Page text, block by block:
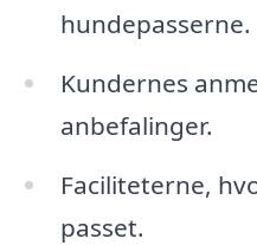
hundepasserne.
Kundernes
anbefalinger.
Faciliteterne,
passet.